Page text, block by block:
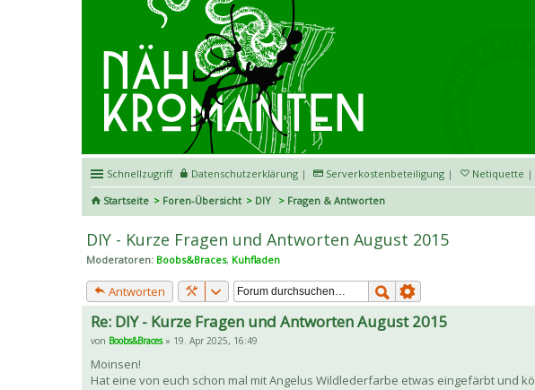
Schnellzugriff Datenschutzerklärung | Serverkostenbeteiligung | Netiquette |
Startseite
Foren-Übersicht DIY Fragen & Antworten
DIY - Kurze Fragen und Antworten August 2015
Moderatoren: Boobs&Braces, Kuhfladen
Antworten
Re: DIY - Kurze Fragen und Antworten August 2015
von Boobs&Braces» 19. Apr 2025, 16:49
Moinsen!
Hat eine von euch schon mal mit Angelus Wildlederfarbe etwas eingefärbt und